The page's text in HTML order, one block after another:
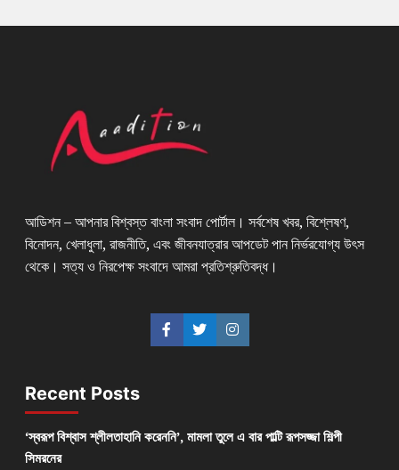
আডিশন – আপনার বিশ্বস্ত বাংলা সংবাদ পোর্টাল। সর্বশেষ খবর, বিশ্লেষণ,
বিনোদন, খেলাধুলা, রাজনীতি, এবং জীবনযাত্রার আপডেট পান নির্ভরযোগ্য উৎস
থেকে। সত্য ও নিরপেক্ষ সংবাদে আমরা প্রতিশ্রুতিবদ্ধ।
Recent Posts
‘স্বরূপ বিশ্বাস শ্লীলতাহানি করেননি’, মামলা তুলে এ বার পাল্টি রূপসজ্জা শিল্পী
সিমরনের